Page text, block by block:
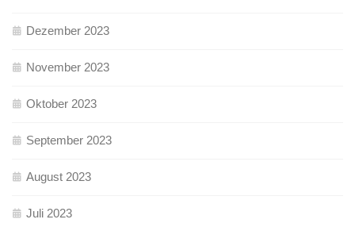
Dezember 2023
November 2023
Oktober 2023
September 2023
August 2023
Juli 2023